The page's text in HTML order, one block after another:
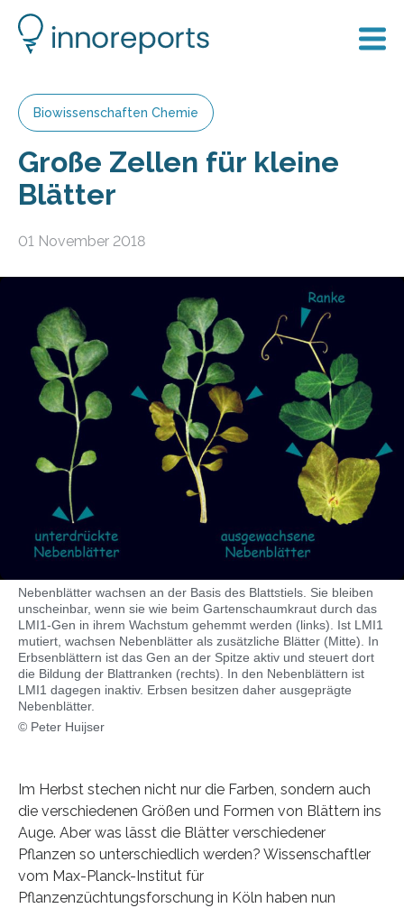
Biowissenschaften Chemie
Große Zellen für kleine
Blätter
01 November 2018
Nebenblätter wachsen an der Basis des Blattstiels. Sie bleiben
unscheinbar, wenn sie wie beim Gartenschaumkraut durch das
LMI1-Gen in ihrem Wachstum gehemmt werden (links). Ist LMI1
mutiert, wachsen Nebenblätter als zusätzliche Blätter (Mitte). In
Erbsenblättern ist das Gen an der Spitze aktiv und steuert dort
die Bildung der Blattranken (rechts). In den Nebenblättern ist
LMI1 dagegen inaktiv. Erbsen besitzen daher ausgeprägte
Nebenblätter.
© Peter Huijser
Im Herbst stechen nicht nur die Farben, sondern auch
die verschiedenen Größen und Formen von Blättern ins
Auge. Aber was lässt die Blätter verschiedener
Pflanzen so unterschiedlich werden? Wissenschaftler
vom Max-Planck-Institut für
Pflanzenzüchtungsforschung in Köln haben nun